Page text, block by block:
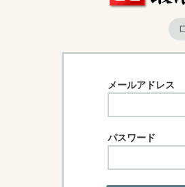
メールアドレス
パスワード